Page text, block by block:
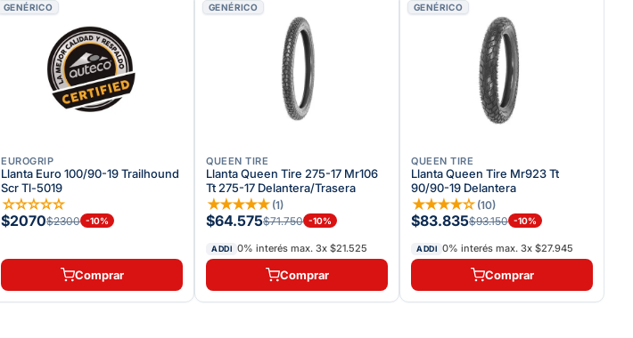
GENÉRICO
EUROGRIP
Llanta Euro 100/90-19 Trailhound
Scr Tl-5019
☆☆☆☆☆
$2070$2300 -10%
Comprar
GENÉRICO
QUEEN TIRE
Llanta Queen Tire 275-17 Mr106
Tt 275-17 Delantera/Trasera
★★★★★ (1)
$64.575$71.750 -10%
ADDI 0% interés max. 3x $21.525
Comprar
GENÉRICO
QUEEN TIRE
Llanta Queen Tire Mr923 Tt
90/90-19 Delantera
★★★★☆ (10)
$83.835$93.150 -10%
ADDI 0% interés max. 3x $27.945
Comprar